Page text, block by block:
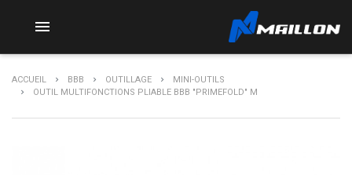

ACCUEIL BBB OUTILLAGE
MINI-OUTILS
OUTIL MULTIFONCTIONS PLIABLE BBB "PRIMEFOLD" M